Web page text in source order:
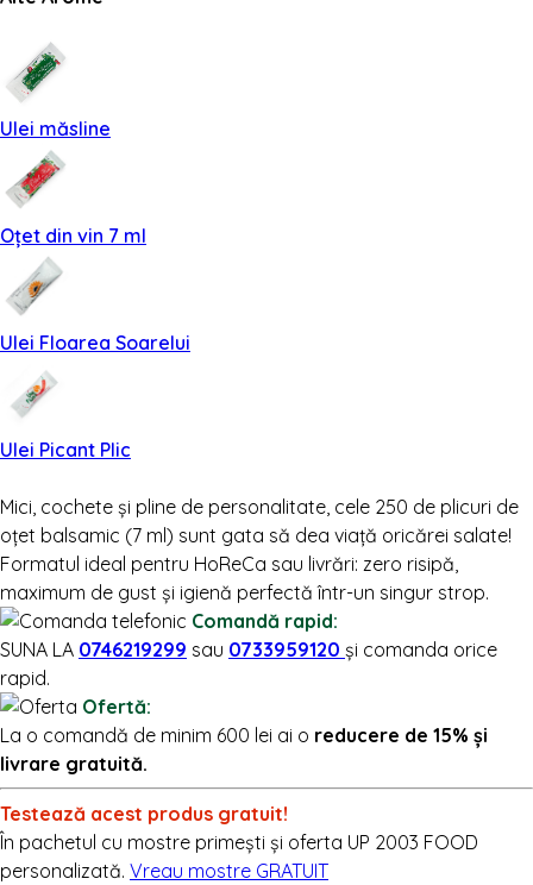
Ulei măsline
Oțet din vin 7 ml
Ulei Floarea Soarelui
Ulei Picant Plic
Mici, cochete și pline de personalitate, cele 250 de plicuri de
oțet balsamic (7 ml) sunt gata să dea viață oricărei salate!
Formatul ideal pentru HoReCa sau livrări: zero risipă,
maximum de gust și igienă perfectă într-un singur strop.
Comandă rapid:
SUNA LA 0746219299 sau 0733959120 și comanda orice
rapid.
Ofertă:
La o comandă de minim 600 lei ai o reducere de 15% și
livrare gratuită.
Testează acest produs gratuit!
În pachetul cu mostre primești și oferta UP 2003 FOOD
personalizată. Vreau mostre GRATUIT